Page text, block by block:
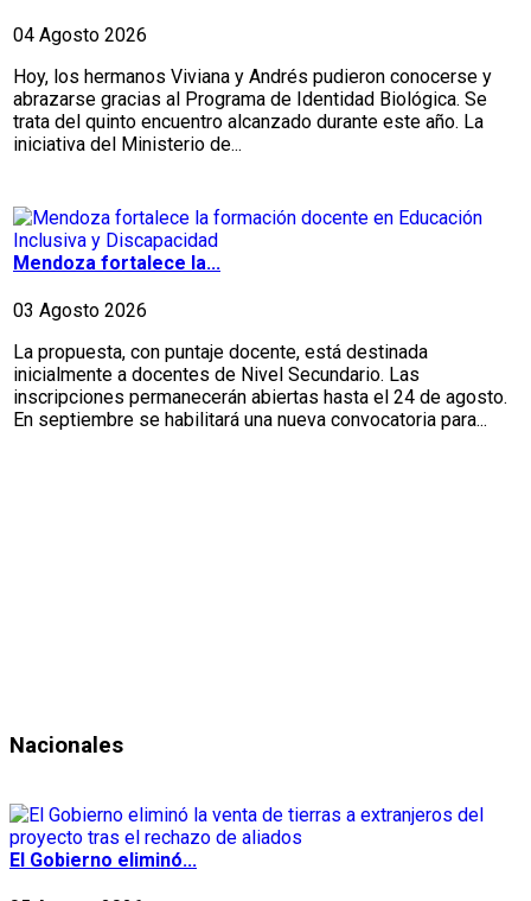
04 Agosto 2026
Hoy, los hermanos Viviana y Andrés pudieron conocerse y
abrazarse gracias al Programa de Identidad Biológica. Se
trata del quinto encuentro alcanzado durante este año. La
iniciativa del Ministerio de...
Mendoza fortalece la...
03 Agosto 2026
La propuesta, con puntaje docente, está destinada
inicialmente a docentes de Nivel Secundario. Las
inscripciones permanecerán abiertas hasta el 24 de agosto.
En septiembre se habilitará una nueva convocatoria para...
Nacionales
El Gobierno eliminó...